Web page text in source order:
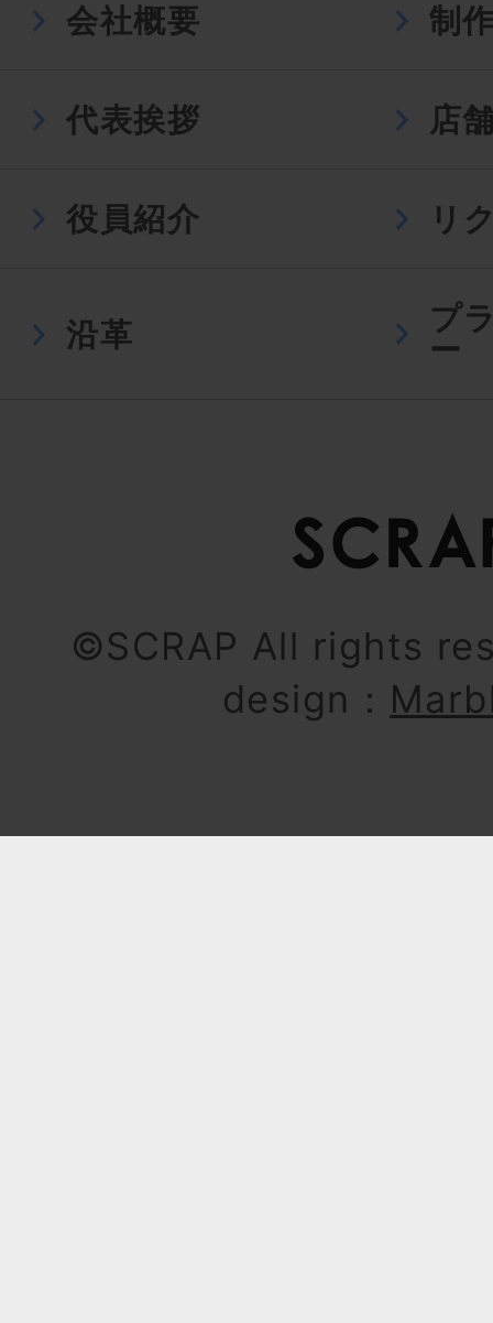
会社概要 制
代表挨拶 店
役員紹介 リ
沿革
プ
ー
©SCRAP All rights
design：